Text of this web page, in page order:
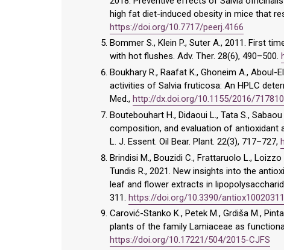
high fat diet-induced obesity in mice that
https://doi.org/10.7717/peerj.4166
Bommer S., Klein P., Suter A., 2011. First
with hot flushes. Adv. Ther. 28(6), 490–500.
Boukhary R., Raafat K., Ghoneim A.,
activities of Salvia fruticosa: An HPLC
Med., http://dx.doi.org/10.1155/2016/
Boutebouhart H., Didaoui L., Tata S.,
composition, and evaluation of
L. J. Essent. Oil Bear. Plant. 22(3), 717–727,
Brindisi M., Bouzidi C., Frattaruolo L., Loizzo
Tundis R., 2021. New insights into the
leaf and flower extracts in
311. https://doi.org/10.3390/antiox10020311
Carović-Stanko K., Petek M., Grdiša M.,
plants of the family Lamiaceae as
https://doi.org/10.17221/504/2015-CJFS